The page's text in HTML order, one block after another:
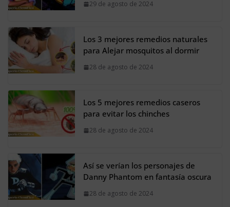
29 de agosto de 2024
Los 3 mejores remedios naturales
para Alejar mosquitos al dormir
28 de agosto de 2024
Los 5 mejores remedios caseros
para evitar los chinches
28 de agosto de 2024
Así se verían los personajes de
Danny Phantom en fantasía oscura
28 de agosto de 2024